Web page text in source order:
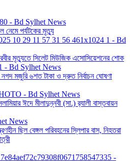
নেমে পর্যটকের মৃত্যু
মৃত্যুতে সিলেট মিউজিক এসোসিয়েশনের শোক
নগদ মজুরি ৬শত টাকা ও দ্রুত নির্বাচন ঘোষণা
ঈদে মীলাদুন্নবী (সা.) র‌্যালী বাস্তবায়ন
ছিল বেঙ্গল পরিবহনের স্লিপার বাস, নিহতরা